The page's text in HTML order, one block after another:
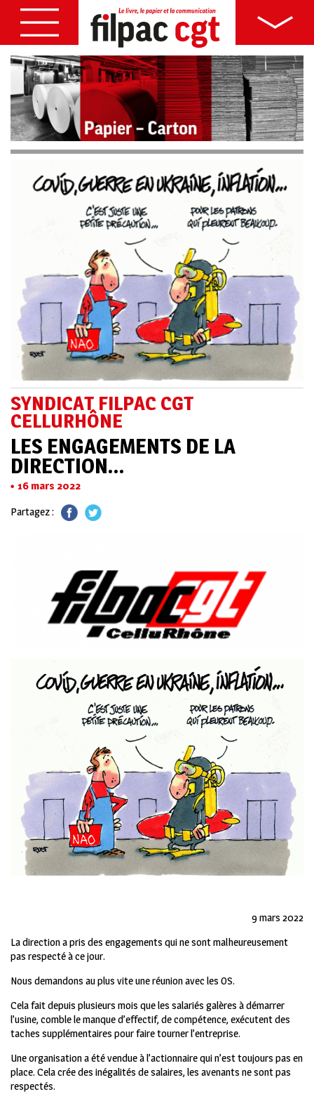
SYNDICAT FILPAC CGT
CELLURHÔNE
LES ENGAGEMENTS DE LA
DIRECTION…
16 mars 2022
Partagez :
9 mars 2022
La direction a pris des engagements qui ne sont malheureusement
pas respecté à ce jour.
Nous demandons au plus vite une réunion avec les OS.
Cela fait depuis plusieurs mois que les salariés galères à démarrer
l’usine, comble le manque d’effectif, de compétence, exécutent des
taches supplémentaires pour faire tourner l’entreprise.
Une organisation a été vendue à l’actionnaire qui n’est toujours pas en
place. Cela crée des inégalités de salaires, les avenants ne sont pas
respectés.